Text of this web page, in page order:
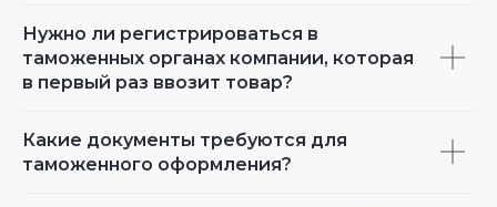
Нужно ли регистрироваться в
таможенных органах компании, которая
в первый раз ввозит товар?
Какие документы требуются для
таможенного оформления?